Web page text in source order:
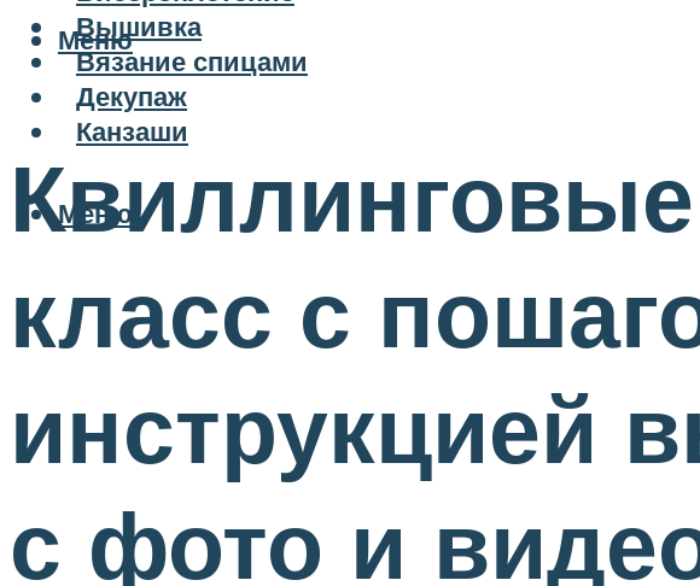
Вышивка
Вязание спицами
Декупаж
Канзаши
Меню
Меню
класс с
инструкцией
с фото и